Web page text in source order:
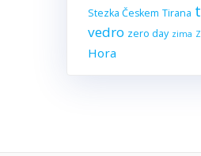
Stezka Českem Tirana
vedro zero day zima
Hora